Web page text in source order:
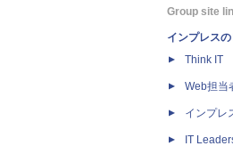
Group site
インプレス
Think IT
Web担当
インプレ
IT